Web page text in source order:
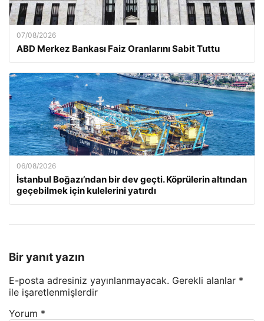
07/08/2026
ABD Merkez Bankası Faiz Oranlarını Sabit Tuttu
06/08/2026
İstanbul Boğazı’ndan bir dev geçti. Köprülerin altından
geçebilmek için kulelerini yatırdı
Bir yanıt yazın
E-posta adresiniz yayınlanmayacak. Gerekli alanlar *
ile işaretlenmişlerdir
Yorum *